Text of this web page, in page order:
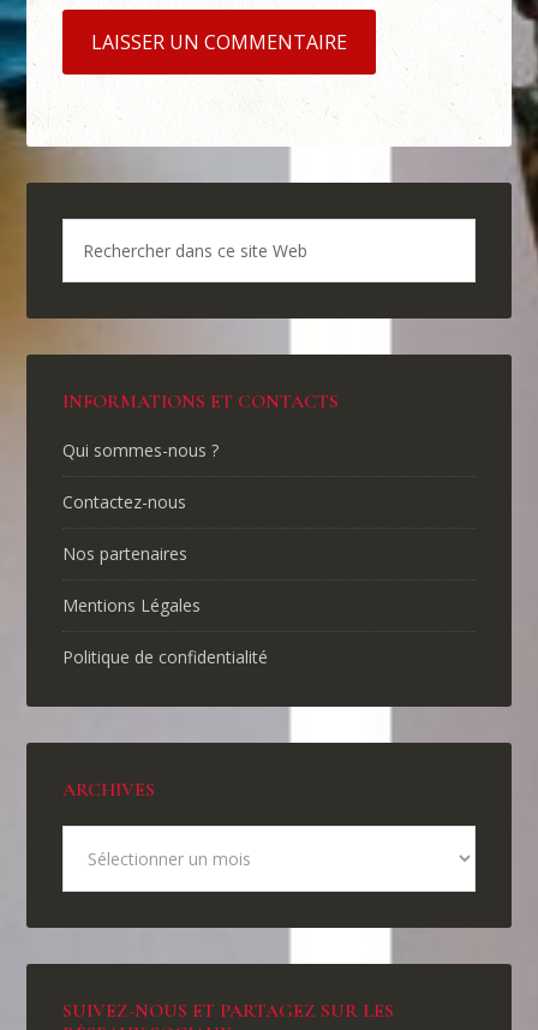
INFORMATIONS ET CONTACTS
Qui sommes-nous ?
Contactez-nous
Nos partenaires
Mentions Légales
Politique de confidentialité
ARCHIVES
SUIVEZ-NOUS ET PARTAGEZ SUR LES